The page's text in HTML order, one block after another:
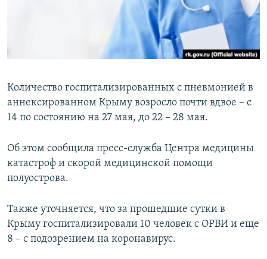
Все сайты RFE/RL
Количество госпитализированных с пневмонией в
аннексированном Крыму возросло почти вдвое – с
14 по состоянию на 27 мая, до 22 – 28 мая.
Об этом сообщила пресс-служба Центра медицины
катастроф и скорой медицинской помощи
полуострова.
Также уточняется, что за прошедшие сутки в
Крыму госпитализировали 10 человек с ОРВИ и еще
8 – с подозрением на коронавирус.